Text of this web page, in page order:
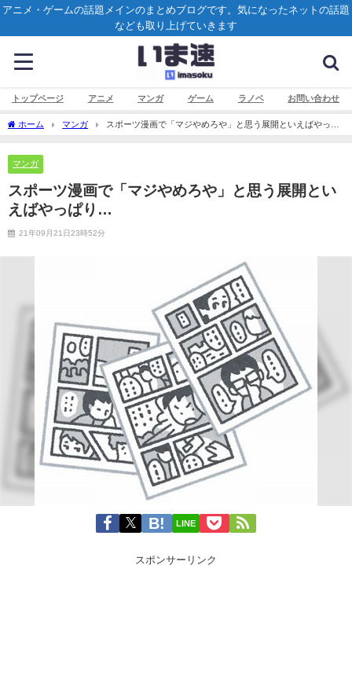
アニメ・ゲームの話題メインのまとめブログです。気になったネットの話題
なども取り上げていきます
トップページ アニメ マンガ ゲーム ラノベ お問い合わせ
ホーム マンガ
スポーツ漫画で「マジやめろや」と思う展開といえばやっぱ
り…
マンガ
スポーツ漫画で「マジやめろや」と思う展開とい
えばやっぱり…
21年09月21日23時52分
LINE
スポンサーリンク